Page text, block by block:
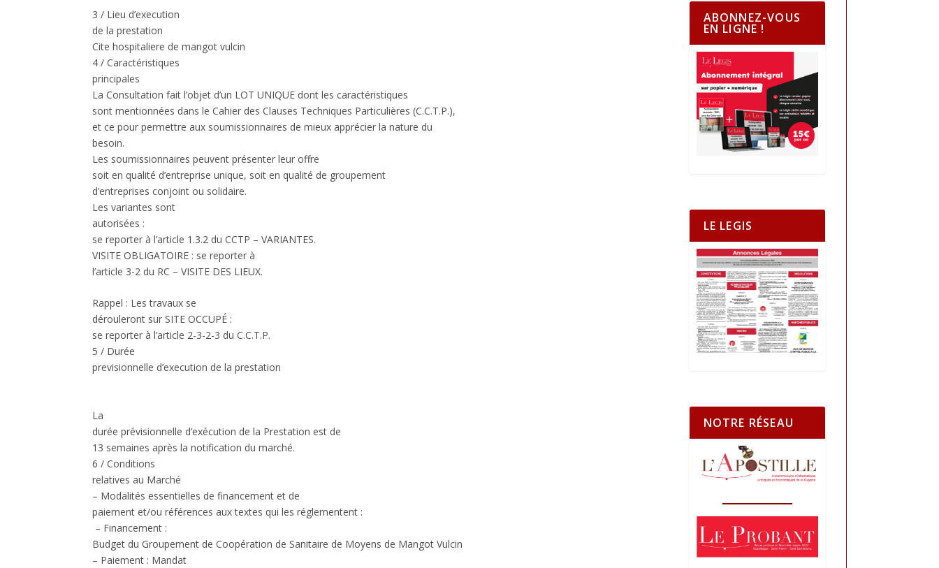
3 / Lieu d’execution
de la prestation
Cite hospitaliere de mangot vulcin
4 / Caractéristiques
principales
La Consultation fait l’objet d’un LOT UNIQUE dont les caractéristiques
sont mentionnées dans le Cahier des Clauses Techniques Particulières (C.C.T.P.),
et ce pour permettre aux soumissionnaires de mieux apprécier la nature du
besoin.
Les soumissionnaires peuvent présenter leur offre
soit en qualité d’entreprise unique, soit en qualité de groupement
d’entreprises conjoint ou solidaire.
Les variantes sont
autorisées :
se reporter à l’article 1.3.2 du CCTP – VARIANTES.
VISITE OBLIGATOIRE : se reporter à
l’article 3-2 du RC – VISITE DES LIEUX.
Rappel : Les travaux se
dérouleront sur SITE OCCUPÉ :
se reporter à l’article 2-3-2-3 du C.C.T.P.
5 / Durée
previsionnelle d’execution de la prestation
La
durée prévisionnelle d’exécution de la Prestation est de
13 semaines après la notification du marché.
6 / Conditions
relatives au Marché
– Modalités essentielles de financement et de
paiement et/ou références aux textes qui les réglementent :
– Financement :
Budget du Groupement de Coopération de Sanitaire de Moyens de Mangot Vulcin
– Paiement : Mandat
ABONNEZ-VOUS
EN LIGNE !
LE LEGIS
NOTRE RÉSEAU